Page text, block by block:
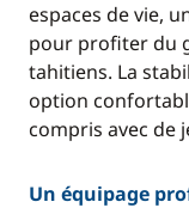
espaces de vie,
pour profiter du
tahitiens. La
option
compris avec de
Un équipage